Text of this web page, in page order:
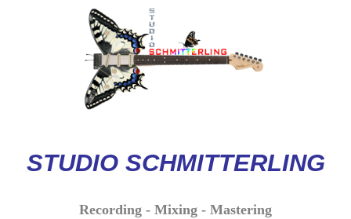
STUDIO SCHMITTERLING
Recording - Mixing - Mastering